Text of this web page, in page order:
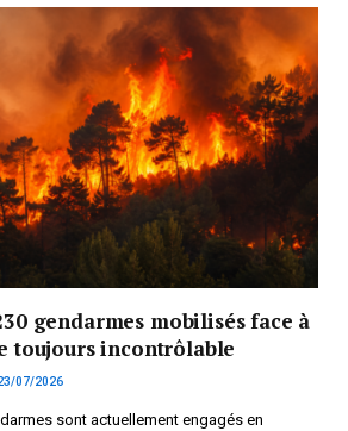
gendarmes mobilisés face à
toujours incontrôlable
07/2026
sont actuellement engagés en